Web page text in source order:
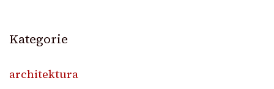
Kategorie
architektura